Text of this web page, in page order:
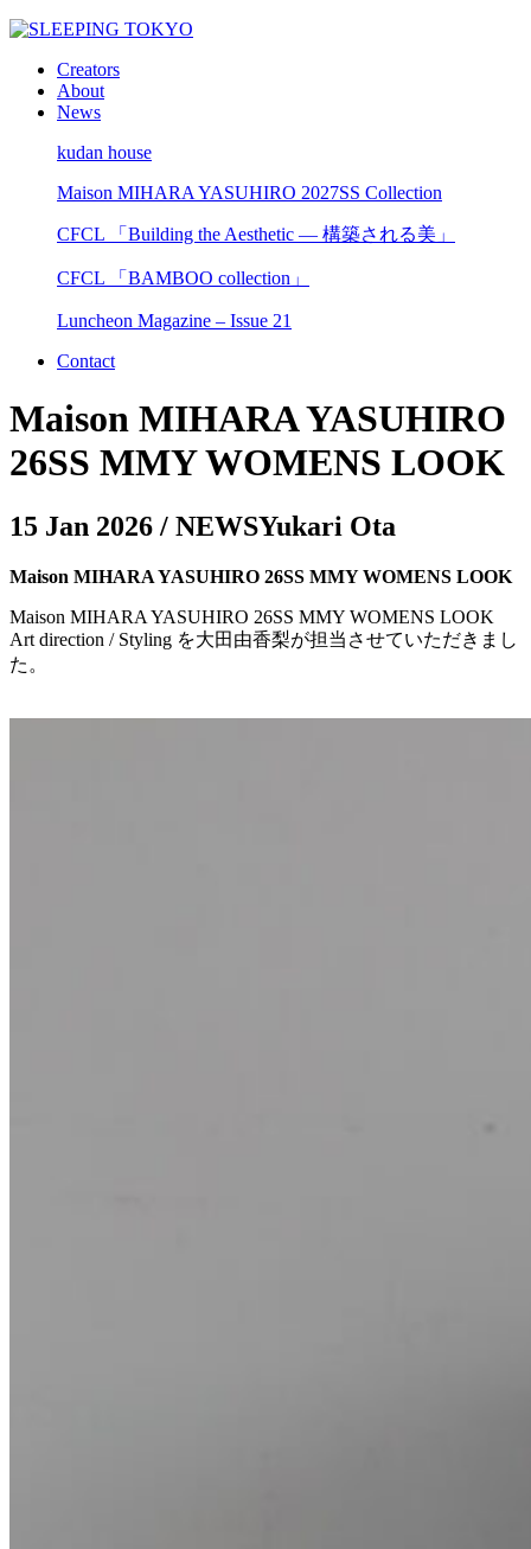
Creators
About
News
kudan house
Maison MIHARA YASUHIRO 2027SS Collection
CFCL 「Building the Aesthetic — 構築される美」
CFCL 「BAMBOO collection」
Luncheon Magazine – Issue 21
Contact
Maison MIHARA YASUHIRO
26SS MMY WOMENS LOOK
15 Jan 2026 / NEWSYukari Ota
Maison MIHARA YASUHIRO 26SS MMY WOMENS LOOK
Maison MIHARA YASUHIRO 26SS MMY WOMENS LOOK
Art direction / Styling を大田由香梨が担当させていただきまし
た。